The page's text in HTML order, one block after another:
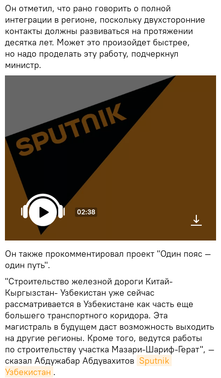
Он отметил, что рано говорить о полной
интеграции в регионе, поскольку двухсторонние
контакты должны развиваться на протяжении
десятка лет. Может это произойдет быстрее,
но надо проделать эту работу, подчеркнул
министр.
02:38
Он также прокомментировал проект "Один пояс —
один путь".
"Строительство железной дороги Китай-
Кыргызстан- Узбекистан уже сейчас
рассматривается в Узбекистане как часть еще
большего транспортного коридора. Эта
магистраль в будущем даст возможность выходить
на другие регионы. Кроме того, ведутся работы
по строительству участка Мазари-Шариф-Герат", —
сказал Абдужабар Абдувахитов Sputnik
Узбекистан .